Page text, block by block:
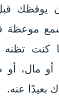
يوقظك
موعظة
كنت تظنه
مال، أو
بعيدًا عنه.